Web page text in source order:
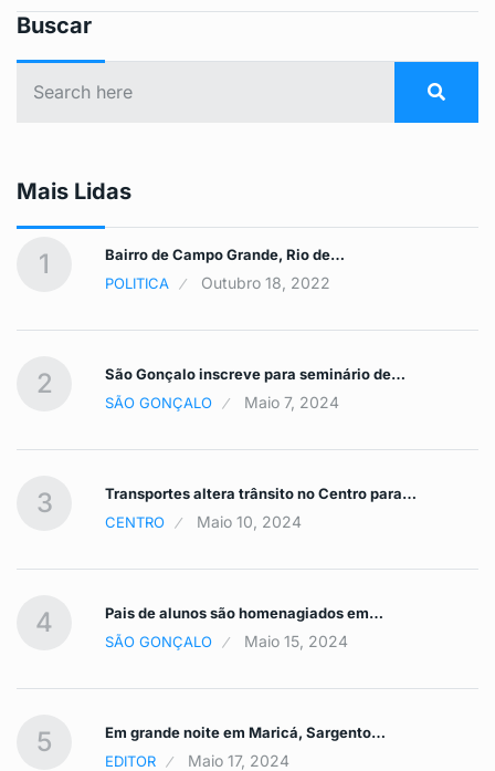
Buscar
Mais Lidas
1
Bairro de Campo Grande, Rio de…
POLITICA
Outubro 18, 2022
2
São Gonçalo inscreve para seminário de…
SÃO GONÇALO
Maio 7, 2024
3
Transportes altera trânsito no Centro para…
CENTRO
Maio 10, 2024
4
Pais de alunos são homenagiados em…
SÃO GONÇALO
Maio 15, 2024
5
Em grande noite em Maricá, Sargento…
EDITOR
Maio 17, 2024